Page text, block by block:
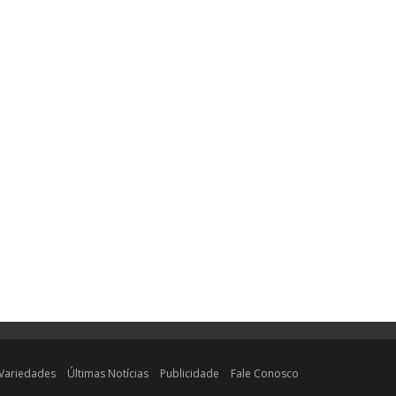
Últimas Notícias Publicidade Fale Conosco